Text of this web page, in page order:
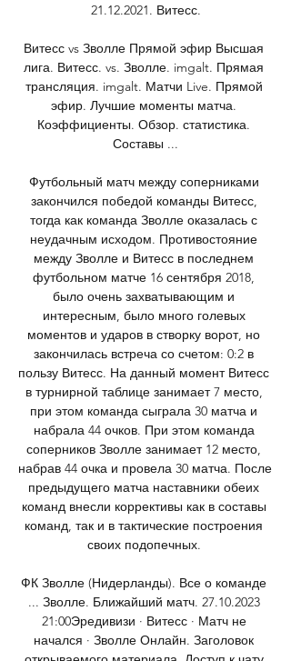
21.12.2021. Витесс.
Витесс vs Зволле Прямой эфир Высшая
лига. Витесс. vs. Зволле. imgalt. Прямая
трансляция. imgalt. Матчи Live. Прямой
эфир. Лучшие моменты матча.
Коэффициенты. Обзор. статистика.
Составы ...
Футбольный матч между соперниками
закончился победой команды Витесс,
тогда как команда Зволле оказалась с
неудачным исходом. Противостояние
между Зволле и Витесс в последнем
футбольном матче 16 сентября 2018,
было очень захватывающим и
интересным, было много голевых
моментов и ударов в створку ворот, но
закончилась встреча со счетом: 0:2 в
пользу Витесс. На данный момент Витесс
в турнирной таблице занимает 7 место,
при этом команда сыграла 30 матча и
набрала 44 очков. При этом команда
соперников Зволле занимает 12 место,
набрав 44 очка и провела 30 матча. После
предыдущего матча наставники обеих
команд внесли коррективы как в составы
команд, так и в тактические построения
своих подопечных.
ФК Зволле (Нидерланды). Все о команде
... Зволле. Ближайший матч. 27.10.2023
21:00Эредивизи · Витесс · Матч не
начался · Зволле Онлайн. Заголовок